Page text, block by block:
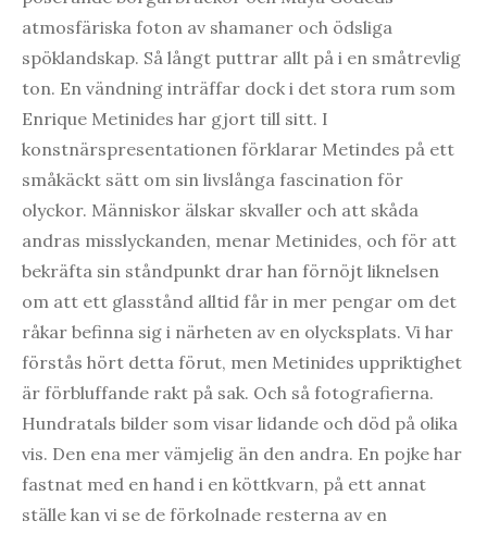
atmosfäriska foton av shamaner och ödsliga
spöklandskap. Så långt puttrar allt på i en småtrevlig
ton. En vändning inträffar dock i det stora rum som
Enrique Metinides har gjort till sitt. I
konstnärspresentationen förklarar Metindes på ett
småkäckt sätt om sin livslånga fascination för
olyckor. Människor älskar skvaller och att skåda
andras misslyckanden, menar Metinides, och för att
bekräfta sin ståndpunkt drar han förnöjt liknelsen
om att ett glasstånd alltid får in mer pengar om det
råkar befinna sig i närheten av en olycksplats. Vi har
förstås hört detta förut, men Metinides uppriktighet
är förbluffande rakt på sak. Och så fotografierna.
Hundratals bilder som visar lidande och död på olika
vis. Den ena mer vämjelig än den andra. En pojke har
fastnat med en hand i en köttkvarn, på ett annat
ställe kan vi se de förkolnade resterna av en